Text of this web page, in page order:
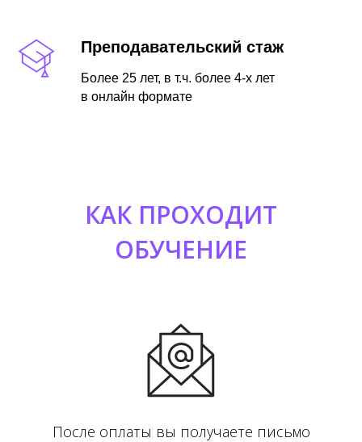
Преподавательский стаж
Более 25 лет, в т.ч. более 4-х лет
в онлайн формате
КАК ПРОХОДИТ
ОБУЧЕНИЕ
После оплаты вы получаете письмо